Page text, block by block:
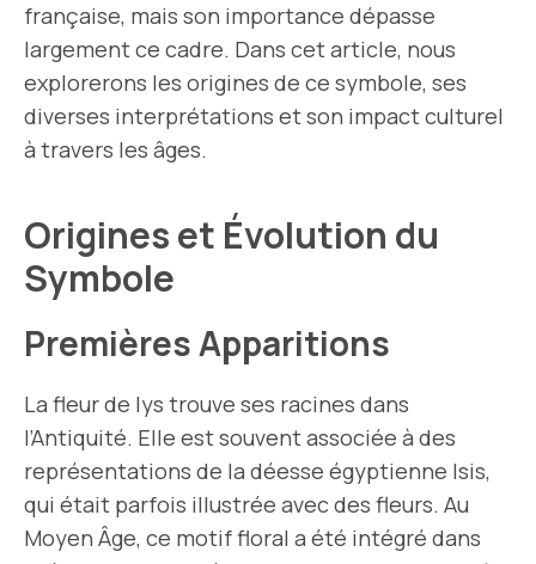
française, mais son importance dépasse
largement ce cadre. Dans cet article, nous
explorerons les origines de ce symbole, ses
diverses interprétations et son impact culturel
à travers les âges.
Origines et Évolution du
Symbole
Premières Apparitions
La fleur de lys trouve ses racines dans
l’Antiquité. Elle est souvent associée à des
représentations de la déesse égyptienne Isis,
qui était parfois illustrée avec des fleurs. Au
Moyen Âge, ce motif floral a été intégré dans